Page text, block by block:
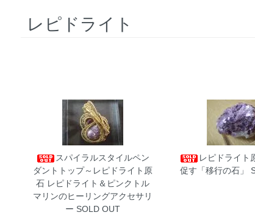
レピドライト
スパイラルスタイルペン
ダントトップ～レピドライト原
石 レピドライト＆ピンクトル
マリンのヒーリングアクセサリ
ー SOLD OUT
レピドライト
促す「移行の石」